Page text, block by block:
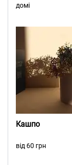
домі
Кашпо
від 60 грн